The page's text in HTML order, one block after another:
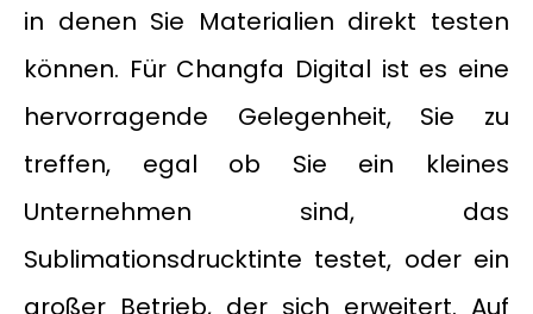
in denen Sie Materialien direkt testen
können. Für Changfa Digital ist es eine
hervorragende Gelegenheit, Sie zu
treffen, egal ob Sie ein kleines
Unternehmen sind, das
Sublimationsdrucktinte testet, oder ein
großer Betrieb, der sich erweitert. Auf